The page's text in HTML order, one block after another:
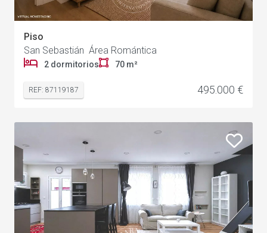
Piso
San Sebastián Área Romántica
2 dormitorios 70 m²
REF: 87119187 495.000 €